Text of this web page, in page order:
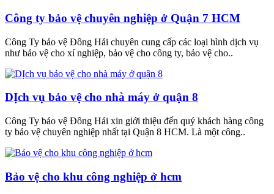
Công ty bảo vệ chuyên nghiệp ở Quận 7 HCM
Công Ty bảo vệ Đông Hải chuyên cung cấp các loại hình dịch vụ
như bảo vệ cho xí nghiệp, bảo vệ cho công ty, bảo vệ cho..
DỊch vụ bảo vệ cho nhà máy ở quận 8
Công Ty bảo vệ Đông Hải xin giới thiệu đến quý khách hàng công
ty bảo vệ chuyên nghiệp nhất tại Quận 8 HCM. Là một công..
Bảo vệ cho khu công nghiệp ở hcm